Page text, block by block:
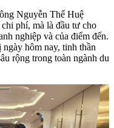
Nguyễn Thế Huệ
phí, mà là đầu tư cho
nghiệp và của điểm đến.
hôm nay, tinh thần
rộng trong toàn ngành du